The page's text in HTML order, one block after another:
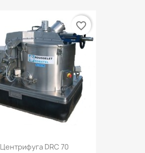
Центрифуга DRС 70
favorite_border